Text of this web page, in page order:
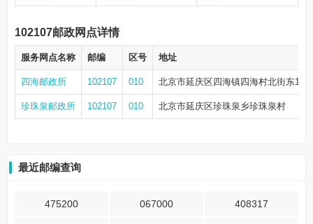
102107邮政网点详情
服务网点名称 邮编 区号 地址
四海邮政所 102107 010 北京市延庆区四海镇四海村北街东1区
珍珠泉邮政所 102107 010 北京市延庆区珍珠泉乡珍珠泉村
最近邮编查询
475200 067000 408317